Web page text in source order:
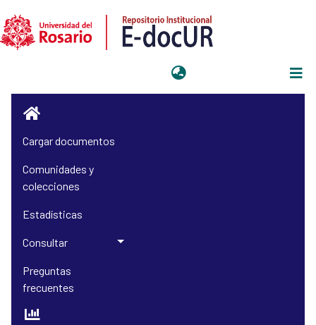
Cargar documentos
Comunidades y
colecciones
Estadísticas
Consultar
Preguntas
frecuentes